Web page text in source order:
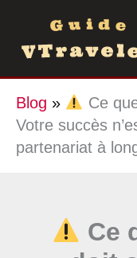
contenu
Blog »
Ce
Votre succès
partenariat à
Ce